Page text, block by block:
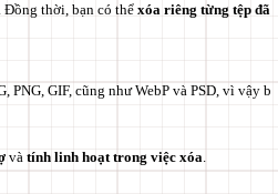
Đồng thời, bạn có thể xóa riêng từng tệp đã
PNG, GIF, cũng như WebP và PSD, vì vậy b
và tính linh hoạt trong việc xóa.